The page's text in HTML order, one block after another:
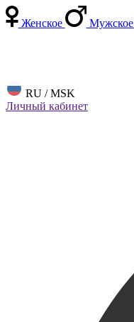
Женское Мужское
RU / MSK
Личный кабинет